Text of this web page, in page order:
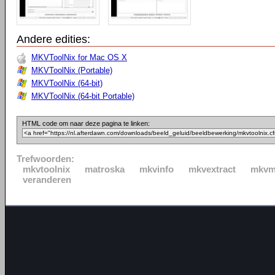
Andere edities:
MKVToolNix for Mac OS X
MKVToolNix (Portable)
MKVToolNix (64-bit)
MKVToolNix (64-bit Portable)
HTML code om naar deze pagina te linken:
Trefwoorden:
mkvtoolnix
matroska mkvinfo mkvextract
veranderen